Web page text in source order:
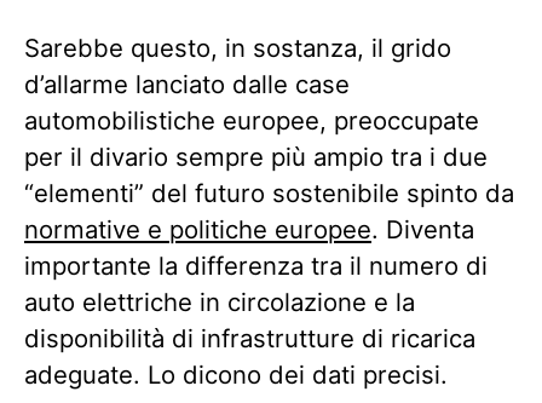
Sarebbe questo, in sostanza, il grido
d’allarme lanciato dalle case
automobilistiche europee, preoccupate
per il divario sempre più ampio tra i due
“elementi” del futuro sostenibile spinto da
normative e politiche europee. Diventa
importante la differenza tra il numero di
auto elettriche in circolazione e la
disponibilità di infrastrutture di ricarica
adeguate. Lo dicono dei dati precisi.